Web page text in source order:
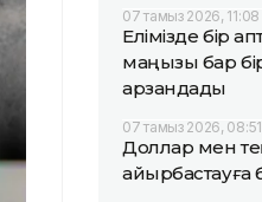
07 тамыз 2026, 11:08
Елімізде бір
маңызы бар
арзандады
07 тамыз 2026, 08:51
Доллар мен
айырбастауға